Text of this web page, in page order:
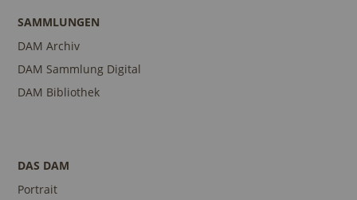
SAMMLUNGEN
DAM Archiv
DAM Sammlung Digital
DAM Bibliothek
DAS DAM
Portrait